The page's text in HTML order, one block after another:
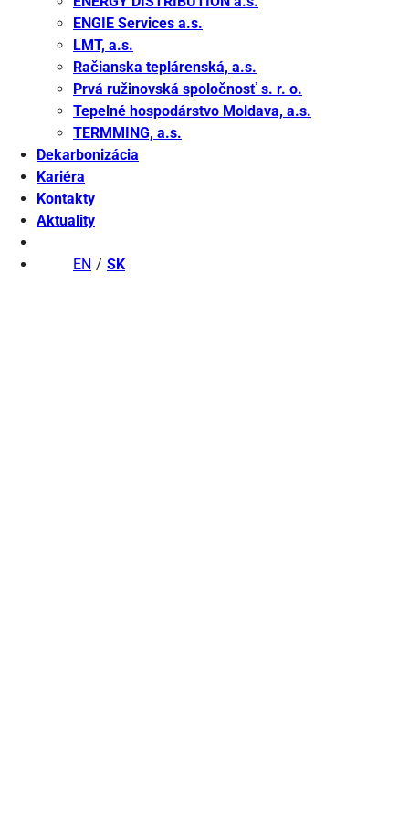
ENGIE Services a.s.
LMT, a.s.
Račianska teplárenská, a.s.
Prvá ružinovská spoločnosť s. r. o.
Tepelné hospodárstvo Moldava, a.s.
TERMMING, a.s.
Dekarbonizácia
Kariéra
Kontakty
Aktuality
EN SK